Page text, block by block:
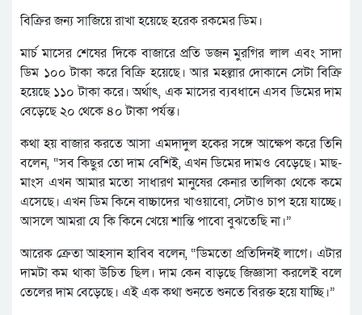
বিক্রির জন্য সাজিয়ে রাখা হয়েছে হরেক রকমের ডিম।
মার্চ মাসের শেষের দিকে বাজারে প্রতি ডজন মুরগির লাল এবং সাদা
ডিম ১০০ টাকা করে বিক্রি হয়েছে। আর মহল্লার দোকানে সেটা বিক্রি
হয়েছে ১১০ টাকা করে। অর্থাৎ, এক মাসের ব্যবধানে এসব ডিমের দাম
বেড়েছে ২০ থেকে ৪০ টাকা পর্যন্ত।
কথা হয় বাজার করতে আসা এমদাদুল হকের সঙ্গে আক্ষেপ করে তিনি
বলেন, “সব কিছুর তো দাম বেশিই, এখন ডিমের দামও বেড়েছে। মাছ-
মাংস এখন আমার মতো সাধারণ মানুষের কেনার তালিকা থেকে কমে
এসেছে। এখন ডিম কিনে বাচ্চাদের খাওয়াবো, সেটাও চাপ হয়ে যাচ্ছে।
আসলে আমরা যে কি কিনে খেয়ে শান্তি পাবো বুঝতেছি না।”
আরেক ক্রেতা আহসান হাবিব বলেন, “ডিমতো প্রতিদিনই লাগে। এটার
দামটা কম থাকা উচিত ছিল। দাম কেন বাড়ছে জিজ্ঞাসা করলেই বলে
তেলের দাম বেড়েছে। এই এক কথা শুনতে শুনতে বিরক্ত হয়ে যাচ্ছি।”